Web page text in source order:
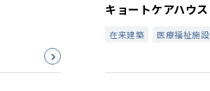
キョートケアハウス
在来建築 医療福祉施設